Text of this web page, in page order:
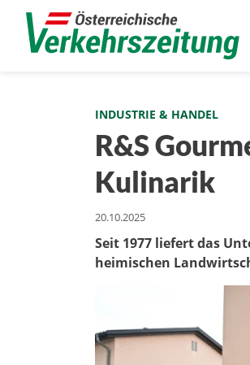
INDUSTRIE & HANDEL
R&S
Kulinarik
20.10.2025
Seit 1977 liefert das
heimischen